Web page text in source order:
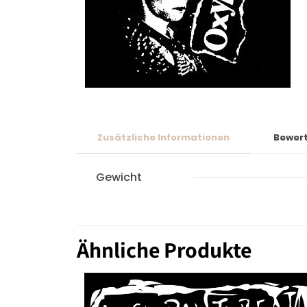
Zusätzliche Informationen
Gewicht
Ähnliche Produkte